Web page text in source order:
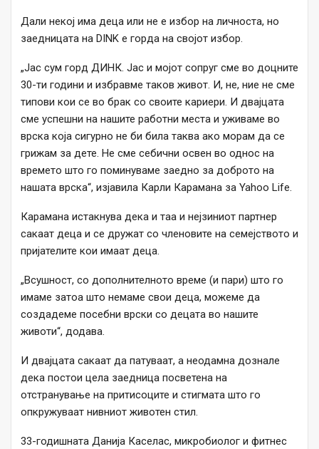
Дали некој има деца или не е избор на личноста, но
заедницата на DINK е горда на својот избор.
„Јас сум горд ДИНК. Јас и мојот сопруг сме во доцните
30-ти години и избравме таков живот. И, не, ние не сме
типови кои се во брак со своите кариери. И двајцата
сме успешни на нашите работни места и уживаме во
врска која сигурно не би била таква ако морам да се
грижам за дете. Не сме себични освен во однос на
времето што го поминуваме заедно за доброто на
нашата врска“, изјавила Карли Карамана за Yahoo Life.
Карамана истакнува дека и таа и нејзиниот партнер
сакаат деца и се дружат со членовите на семејството и
пријателите кои имаат деца.
„Всушност, со дополнителното време (и пари) што го
имаме затоа што немаме свои деца, можеме да
создадеме посебни врски со децата во нашите
животи“, додава.
И двајцата сакаат да патуваат, а неодамна дознале
дека постои цела заедница посветена на
отстранување на притисоците и стигмата што го
опкружуваат нивниот животен стил.
33-годишната Данија Каселас, микробиолог и фитнес